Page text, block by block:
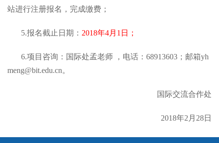
站进行注册报名，完成缴费；
5.报名截止日期： 2018年4月1日；
6.项目咨询：国际处孟老师 ，电话：68913603；邮箱yh
meng@bit.edu.cn。
国际交流合作处
2018年2月28日